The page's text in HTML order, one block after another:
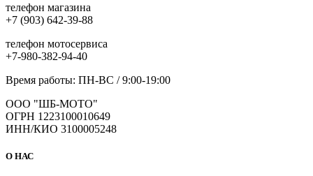
телефон магазина
+7 (903) 642-39-88
телефон мотосервиса
+7-980-382-94-40
Время работы: ПН-ВС / 9:00-19:00
ООО "ШБ-МОТО"
ОГРН 1223100010649
ИНН/КИО 3100005248
О НАС